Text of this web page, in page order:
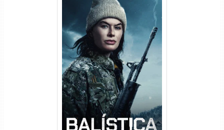
Balística Torrent (2025) WEB-
DL 1080p Dual Áudio